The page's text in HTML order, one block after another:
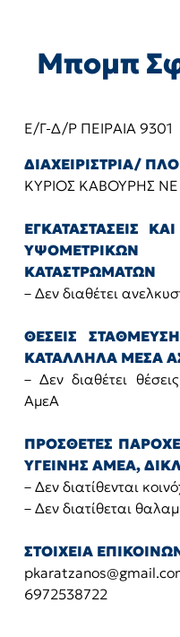
Μπομπ
Ε/Γ-Δ/Ρ ΠΕΙΡΑΙΑ 9301
ΔΙΑΧΕΙΡΙΣΤΡΙΑ/
ΚΥΡΙΟΣ ΚΑΒΟΥΡΗΣ ΝΕ
ΕΓΚΑΤΑΣΤΑΣΕΙΣ
ΥΨΟΜΕΤΡΙΚΩΝ
ΚΑΤΑΣΤΡΩΜΑΤΩΝ
– Δεν διαθέτει
ΘΕΣΕΙΣ
ΚΑΤΑΛΛΗΛΑ ΜΕΣΑ
– Δεν διαθέτει
ΑμεΑ
ΠΡΟΣΘΕΤΕΣ
ΥΓΕΙΝΗΣ ΑΜΕΑ,
– Δεν διατίθενται
– Δεν διατίθεται
ΣΤΟΙΧΕΙΑ
6972538722